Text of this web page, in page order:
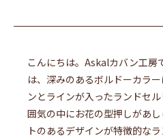
こんにちは。Askalカバン工房
は、深みのあるボルドーカラ
ンとラインが入ったランドセ
囲気の中にお花の型押しがあ
トのあるデザインが特徴的なラ